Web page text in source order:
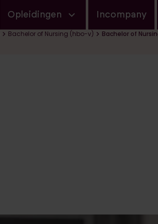
Hoofdnavigatie
Opleidingen Incompany
Bachelor of Nursing (hbo-v) Bachelor of